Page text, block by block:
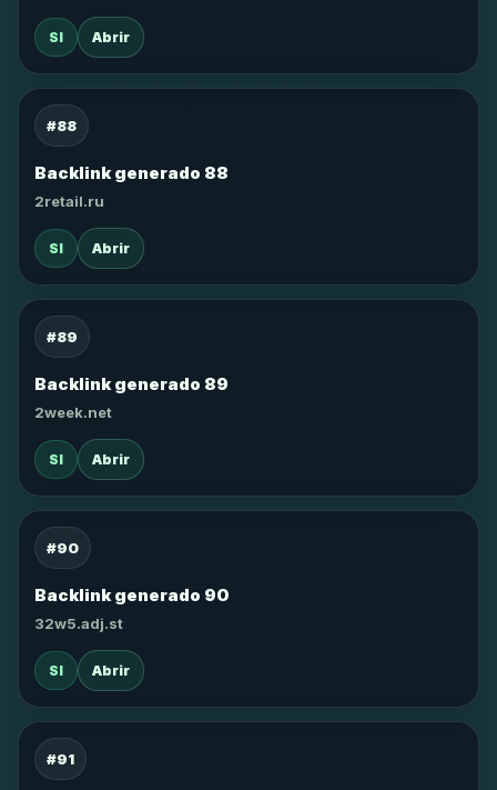
SI Abrir
#88
Backlink generado 88
2retail.ru
SI Abrir
#89
Backlink generado 89
2week.net
SI Abrir
#90
Backlink generado 90
32w5.adj.st
SI Abrir
#91